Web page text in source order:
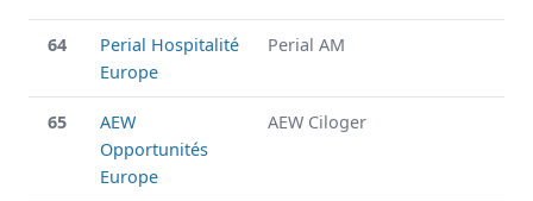
64
Perial Hospitalité
Europe
Perial AM
65
AEW
Opportunités
Europe
AEW Ciloger